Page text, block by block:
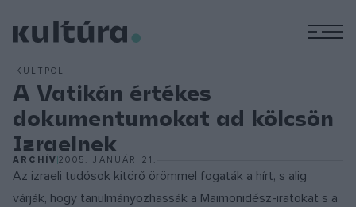
KULTPOL
A Vatikán értékes
dokumentumokat ad kölcsön
Izraelnek
ARCHÍV2005. JANUÁR 21.
Az izraeli tudósok kitörő örömmel fogaták a hírt, s alig
várják, hogy tanulmányozhassák a Maimonidész-iratokat s a